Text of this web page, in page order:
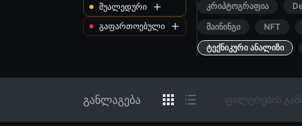
შუალედური
გაფართოებული
კრიპტოგრაფია
მაინინგი
NFT
ტექნიკური ანალიზი
განლაგება ფილტრების